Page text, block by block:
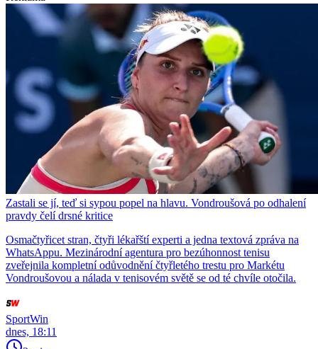
Zastali se jí, teď si sypou popel na hlavu. Vondroušová po odhalení
pravdy čelí drsné kritice
Osmačtyřicet stran, čtyři lékařští experti a jedna textová zpráva na
WhatsAppu. Mezinárodní agentura pro bezúhonnost tenisu
zveřejnila kompletní odůvodnění čtyřletého trestu pro Markétu
Vondroušovou a nálada v tenisovém světě se od té chvíle otočila.
SportWin
dnes, 18:11